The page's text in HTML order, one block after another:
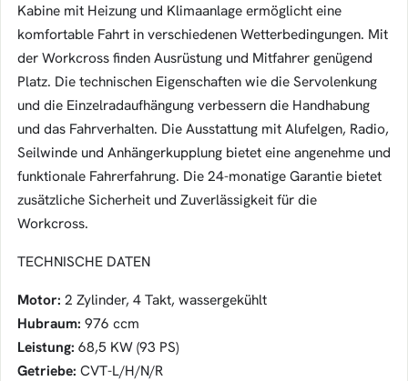
Kabine mit Heizung und Klimaanlage ermöglicht eine
komfortable Fahrt in verschiedenen Wetterbedingungen. Mit
der Workcross finden Ausrüstung und Mitfahrer genügend
Platz. Die technischen Eigenschaften wie die Servolenkung
und die Einzelradaufhängung verbessern die Handhabung
und das Fahrverhalten. Die Ausstattung mit Alufelgen, Radio,
Seilwinde und Anhängerkupplung bietet eine angenehme und
funktionale Fahrerfahrung. Die 24-monatige Garantie bietet
zusätzliche Sicherheit und Zuverlässigkeit für die
Workcross.
TECHNISCHE DATEN
Motor: 2 Zylinder, 4 Takt, wassergekühlt
Hubraum: 976 ccm
Leistung: 68,5 KW (93 PS)
Getriebe: CVT-L/H/N/R